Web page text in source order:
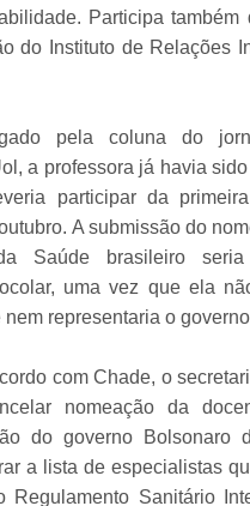
Participa também
do Instituto de Relações
pela coluna do
a professora já havia
participar da
A submissão do
Saúde brasileiro
uma vez que ela
representaria o
com Chade, o
nomeação da
do governo Bolsonaro
a lista de especialistas
Regulamento Sanitário